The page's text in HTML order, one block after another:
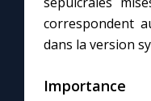
correspondent
dans la version
Importance